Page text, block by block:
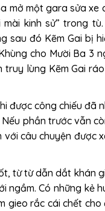
mở một gara sửa xe
kinh sử” trong
sau đó Kẽm Gai bị
cho Mười Ba 3
lùng Kẽm Gai
được công chiếu đã
phần trước vẫn
câu chuyện được
từ từ dẫn dắt khán
ngầm. Có những kẻ
rắc cái chết cho